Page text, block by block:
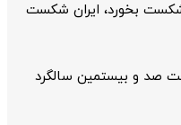
بخورد، ایران شکست
صد و بیستمین سالگرد